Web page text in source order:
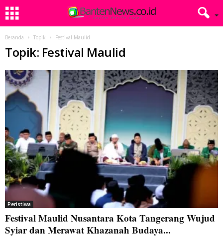
Beranda Topik Festival Maulid
Topik: Festival Maulid
Peristiwa
Festival Maulid Nusantara Kota Tangerang Wujud
Syiar dan Merawat Khazanah Budaya...